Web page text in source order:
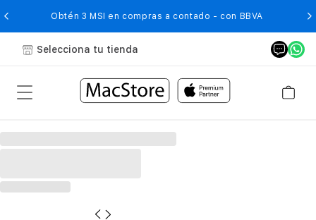
Obtén 3 MSI en compras a contado - con BBVA
Selecciona tu tienda